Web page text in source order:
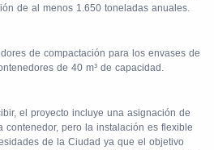
de al menos 1.650 toneladas anuales.
de compactación para los envases de
de 40 m³ de capacidad.
el proyecto incluye una asignación de
contenedor, pero la instalación es flexible
de la Ciudad ya que el objetivo